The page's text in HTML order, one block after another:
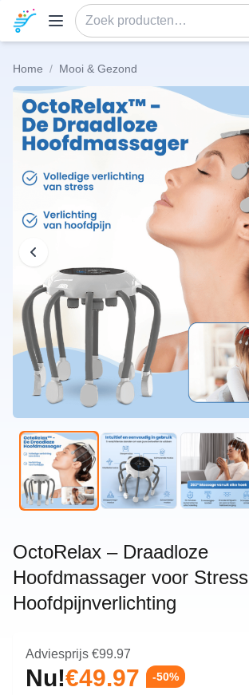
Ga naar de inhoud
Zoeken naar:
Home / Mooi & Gezond
OctoRelax – Draadloze
Hoofdmassager voor
Hoofdpijnverlichting
Adviesprijs €99.97
Nu!€49.97 -50%